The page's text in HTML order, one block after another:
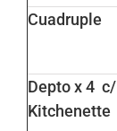
Cuadruple
Depto x 4 c/
Kitchenette